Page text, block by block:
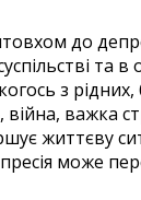
до
та в
з рідних,
війна, важка
життєву
може